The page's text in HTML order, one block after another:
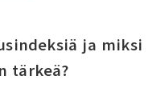
ja miksi
tärkeä?